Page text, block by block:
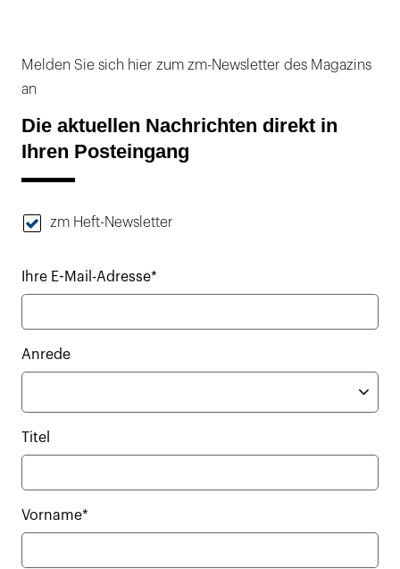
Melden Sie sich hier zum zm-Newsletter des Magazins
an
Die aktuellen Nachrichten direkt in
Ihren Posteingang
zm Heft-Newsletter
Ihre E-Mail-Adresse*
Anrede
Titel
Vorname*